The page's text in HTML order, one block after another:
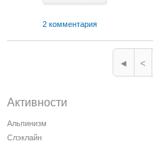
2 комментария
◄ <
Активности
Альпинизм
Слэклайн